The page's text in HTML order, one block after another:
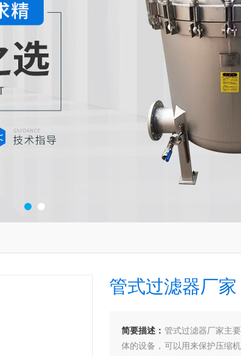
管式过滤器厂家
简要描述： 管式过滤器厂家主
体的设备，可以用来保护压缩